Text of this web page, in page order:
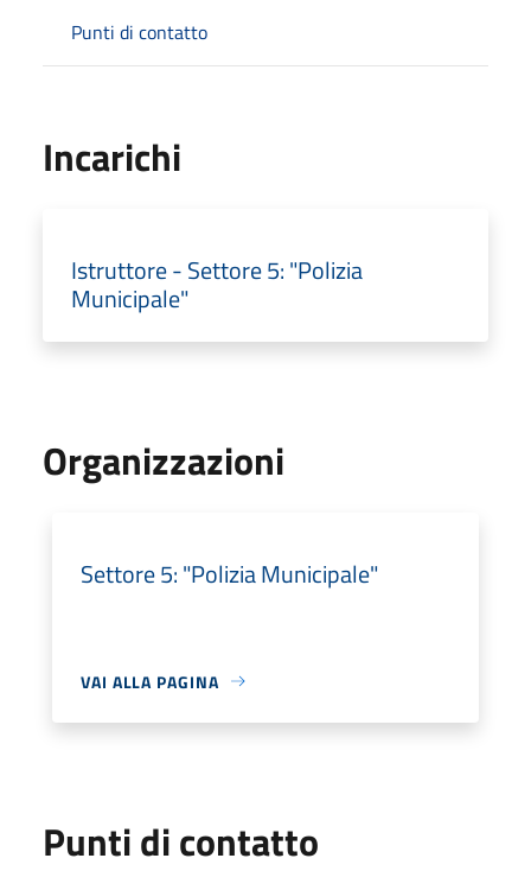
Punti di contatto
Incarichi
Istruttore - Settore 5: "Polizia
Municipale"
Organizzazioni
Settore 5: "Polizia Municipale"
VAI ALLA PAGINA
Punti di contatto